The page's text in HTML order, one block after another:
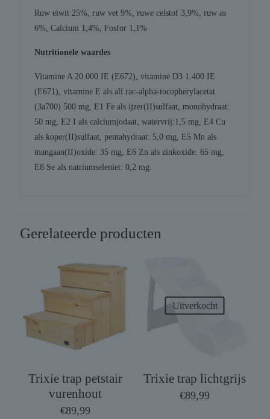
Ruw eiwit 25%, ruw vet 9%, ruwe celstof 3,9%, ruw as
6%, Calcium 1,4%, Fosfor 1,1%
Nutritionele waardes
Vitamine A 20.000 IE (E672), vitamine D3 1.400 IE
(E671), vitamine E als all rac-alpha-tocopherylacetat
(3a700) 500 mg, E1 Fe als ijzer(II)sulfaat, monohydraat:
50 mg, E2 I als calciumjodaat, watervrij:1,5 mg, E4 Cu
als koper(II)sulfaat, pentahydraat: 5,0 mg, E5 Mn als
mangaan(II)oxide: 35 mg, E6 Zn als zinkoxide: 65 mg,
E8 Se als natriumseleniet: 0,2 mg.
Gerelateerde producten
Trixie trap petstair
vurenhout
€89,99
Uitverkocht
Trixie trap lichtgrijs
€89,99